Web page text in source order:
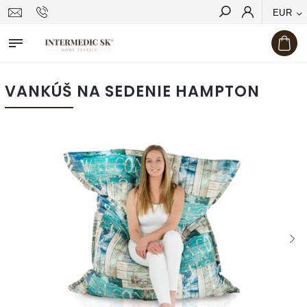
EUR
Hľadať
VANKÚŠ NA SEDENIE HAMPTON